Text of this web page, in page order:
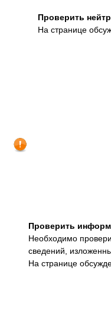
Проверить
На странице
Проверить
Необходимо
сведений,
На странице